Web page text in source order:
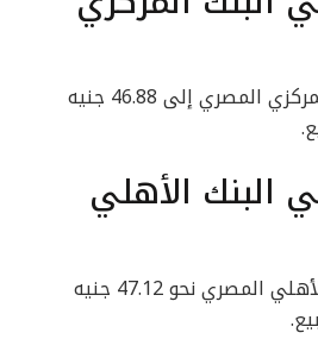
وصل الدولار في البنك المركزي المصري إلى 46.88 جنيه
البنك الأهلي
سجل الدولار في البنك الأهلي المصري نحو 47.12 جنيه